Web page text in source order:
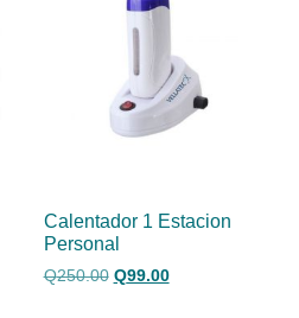
Calentador 1 Estacion
Personal
Q250.00 Q99.00